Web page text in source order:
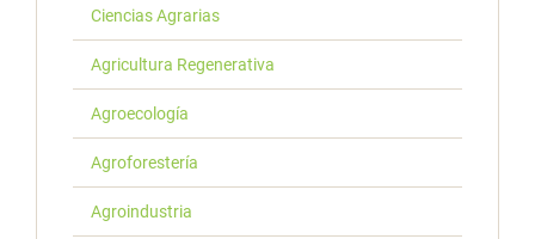
Ciencias Agrarias
Agricultura Regenerativa
Agroecología
Agroforestería
Agroindustria